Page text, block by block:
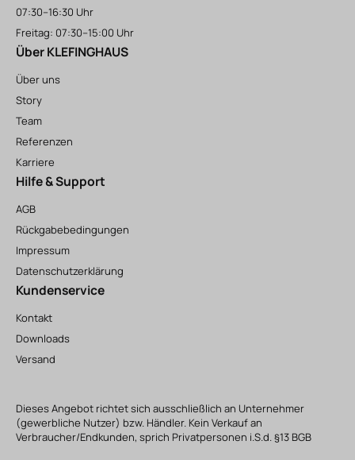
07:30–16:30 Uhr
Freitag: 07:30–15:00 Uhr
Über KLEFINGHAUS
Über uns
Story
Team
Referenzen
Karriere
Hilfe & Support
AGB
Rückgabebedingungen
Impressum
Datenschutzerklärung
Kundenservice
Kontakt
Downloads
Versand
Dieses Angebot richtet sich ausschließlich an Unternehmer
(gewerbliche Nutzer) bzw. Händler. Kein Verkauf an
Verbraucher/Endkunden, sprich Privatpersonen i.S.d. §13 BGB